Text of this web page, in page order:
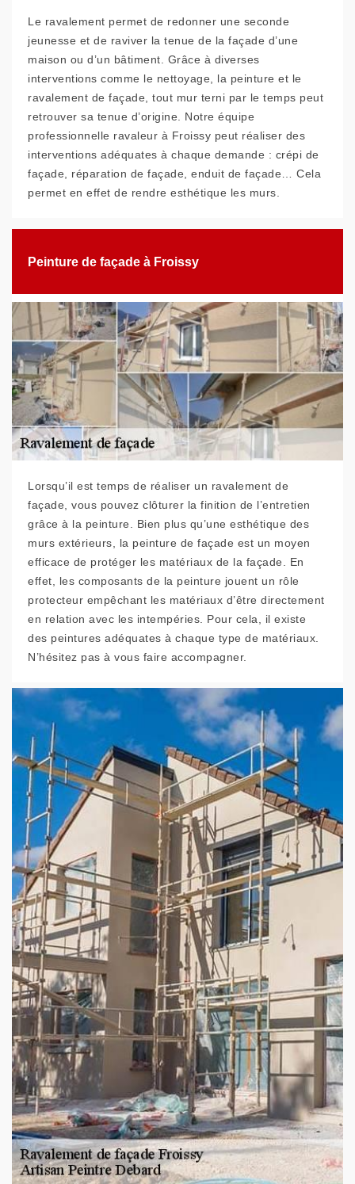
Le ravalement permet de redonner une seconde
jeunesse et de raviver la tenue de la façade d’une
maison ou d’un bâtiment. Grâce à diverses
interventions comme le nettoyage, la peinture et le
ravalement de façade, tout mur terni par le temps peut
retrouver sa tenue d’origine. Notre équipe
professionnelle ravaleur à Froissy peut réaliser des
interventions adéquates à chaque demande : crépi de
façade, réparation de façade, enduit de façade… Cela
permet en effet de rendre esthétique les murs.
Peinture de façade à Froissy
Lorsqu’il est temps de réaliser un ravalement de
façade, vous pouvez clôturer la finition de l’entretien
grâce à la peinture. Bien plus qu’une esthétique des
murs extérieurs, la peinture de façade est un moyen
efficace de protéger les matériaux de la façade. En
effet, les composants de la peinture jouent un rôle
protecteur empêchant les matériaux d’être directement
en relation avec les intempéries. Pour cela, il existe
des peintures adéquates à chaque type de matériaux.
N’hésitez pas à vous faire accompagner.